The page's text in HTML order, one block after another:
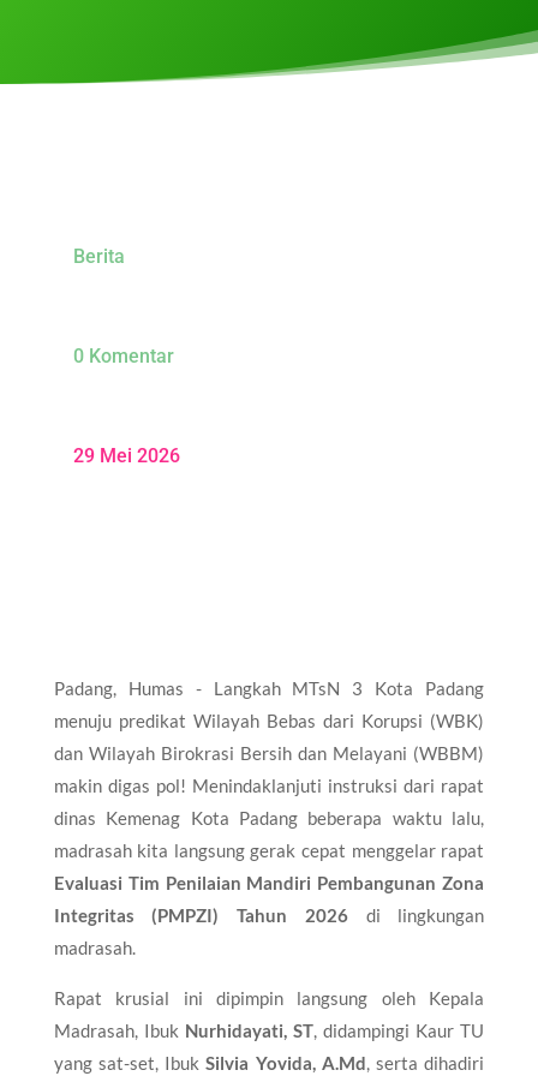
Berita
0 Komentar
29 Mei 2026
Padang, Humas - Langkah MTsN 3 Kota Padang
menuju predikat Wilayah Bebas dari Korupsi (WBK)
dan Wilayah Birokrasi Bersih dan Melayani (WBBM)
makin digas pol! Menindaklanjuti instruksi dari rapat
dinas Kemenag Kota Padang beberapa waktu lalu,
madrasah kita langsung gerak cepat menggelar rapat
Evaluasi Tim Penilaian Mandiri Pembangunan Zona
Integritas (PMPZI) Tahun 2026di lingkungan
madrasah.
Rapat krusial ini dipimpin langsung oleh Kepala
Madrasah, Ibuk Nurhidayati, ST, didampingi Kaur TU
yang sat-set, IbukSilvia Yovida, A.Md, serta dihadiri